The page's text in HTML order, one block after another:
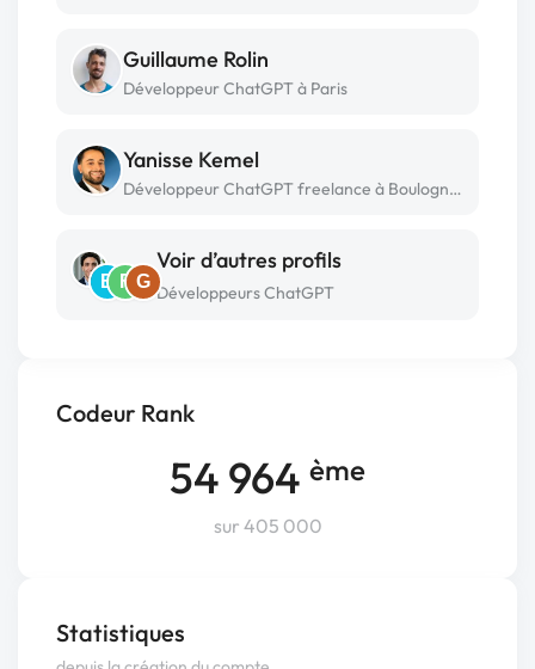
Codeur Rank
54 964 ème
sur 405 000
Statistiques
Guillaume Rolin
Développeur ChatGPT à Paris
Yanisse Kemel
Développeur ChatGPT freelance à Boulogne billancourt
B F G
Voir d’autres profils
Développeurs ChatGPT